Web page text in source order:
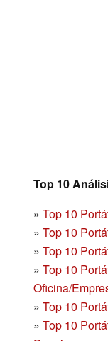
Top 10
» Top 10
» Top 10
» Top 10
» Top 10
Oficina/
» Top 10
» Top 10